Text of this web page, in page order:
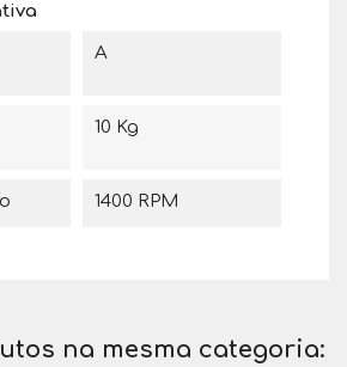
A
10 Kg
1400 RPM
na mesma categoria: